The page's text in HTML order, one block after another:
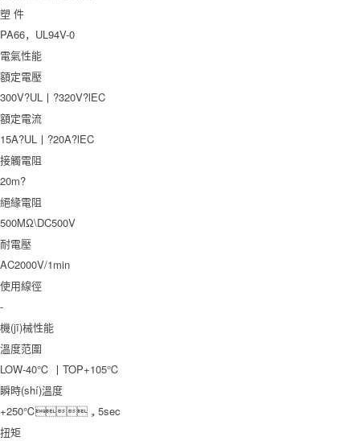
塑 件
PA66，UL94V-0
電氣性能
額定電壓
300V?UL丨?320V?lEC
額定電流
15A?UL丨?20A?lEC
接觸電阻
20m?
絕緣電阻
500MΩ\DC500V
耐電壓
AC2000V/1min
使用線徑
-
機(jī)械性能
溫度范圍
LOW-40℃ 丨TOP+105℃
瞬時(shí)溫度
+250℃，5sec
扭矩